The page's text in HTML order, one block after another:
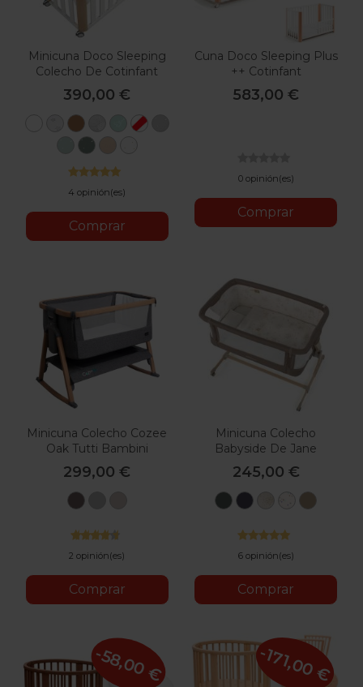
Minicuna Doco Sleeping
Colecho De Cotinfant
390,00 €
BlancoEstrella
Natural
Gris
TipiSin
Sena
Menta
Sena
Botella
4 opinión(es)
Comprar
Cuna Doco Sleeping Plus
++ Cotinfant
583,00 €
0 opinión(es)
Comprar
Minicuna Colecho Cozee
Oak Tutti Bambini
299,00 €
Charcoal
2 opinión(es)
Comprar
Minicuna Colecho
Babyside De Jane
245,00 €
U78
U65
6 opinión(es)
Comprar
-58,00 € -171,00 €